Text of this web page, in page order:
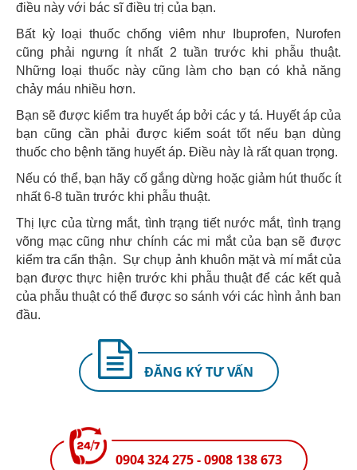
điều này với bác sĩ điều trị của bạn.
Bất kỳ loại thuốc chống viêm như Ibuprofen, Nurofen
cũng phải ngưng ít nhất 2 tuần trước khi phẫu thuật.
Những loại thuốc này cũng làm cho bạn có khả năng
chảy máu nhiều hơn.
Bạn sẽ được kiểm tra huyết áp bởi các y tá. Huyết áp của
bạn cũng cần phải được kiểm soát tốt nếu bạn dùng
thuốc cho bệnh tăng huyết áp. Điều này là rất quan trọng.
Nếu có thể, bạn hãy cố gắng dừng hoặc giảm hút thuốc ít
nhất 6-8 tuần trước khi phẫu thuật.
Thị lực của từng mắt, tình trạng tiết nước mắt, tình trạng
võng mạc cũng như chính các mi mắt của bạn sẽ được
kiểm tra cẩn thận. Sự chụp ảnh khuôn mặt và mí mắt của
bạn được thực hiện trước khi phẫu thuật để các kết quả
của phẫu thuật có thể được so sánh với các hình ảnh ban
đầu.
ĐĂNG KÝ TƯ VẤN
0904 324 275 - 0908 138 673